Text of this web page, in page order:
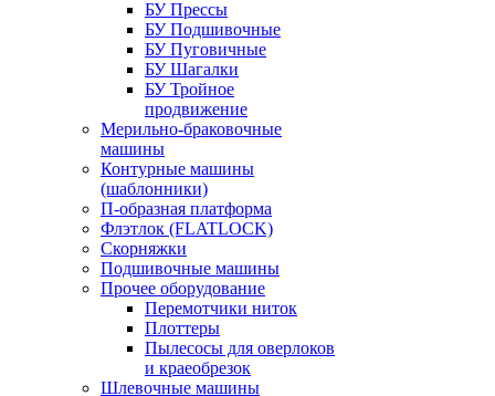
БУ Прессы
БУ Подшивочные
БУ Пуговичные
БУ Шагалки
БУ Тройное
продвижение
Мерильно-браковочные
машины
Контурные машины
(шаблонники)
П-образная платформа
Флэтлок (FLATLOCK)
Скорняжки
Подшивочные машины
Прочее оборудование
Перемотчики ниток
Плоттеры
Пылесосы для оверлоков
и краеобрезок
Шлевочные машины